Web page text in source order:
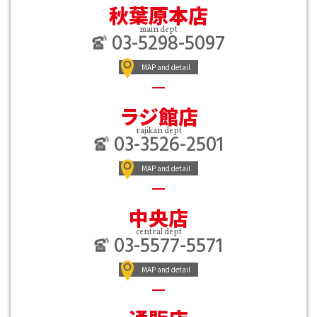
秋葉原本店
main dept
03-5298-5097
MAP and detail
ラジ館店
rajikan dept
03-3526-2501
MAP and detail
中央店
central dept
03-5577-5571
MAP and detail